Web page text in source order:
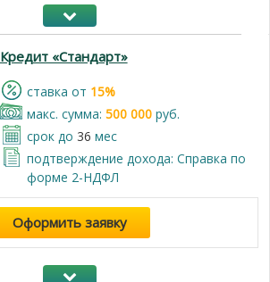
Кредит «Стандарт»
cтавка от 15%
макс. сумма: 500 000руб.
срок до 36 мес
подтверждение дохода: Справка по
форме 2-НДФЛ
Оформить заявку